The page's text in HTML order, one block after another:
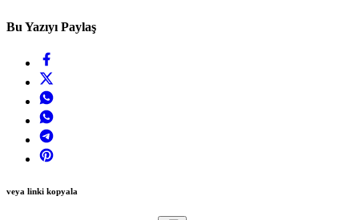
Bu Yazıyı Paylaş
veya linki kopyala